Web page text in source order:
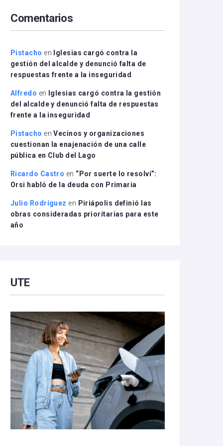
disminuir
el
Comentarios
Pistacho en
Iglesias cargó contra la
gestión del alcalde y denunció falta de
respuestas frente a la inseguridad
Alfredo en
Iglesias cargó contra la gestión
del alcalde y denunció falta de respuestas
frente a la inseguridad
Pistacho enVecinos y organizaciones
cuestionan la enajenación de una calle
pública en Club del Lago
Ricardo Castro en “Por suerte lo resolví”:
Orsi habló de la deuda con Primaria
Julio Rodríguez en Piriápolis definió las
obras consideradas prioritarias para este
año
UTE